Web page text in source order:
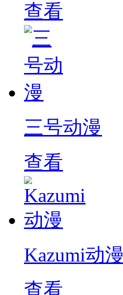
查看
三号动漫
查看
Kazumi动漫
查看